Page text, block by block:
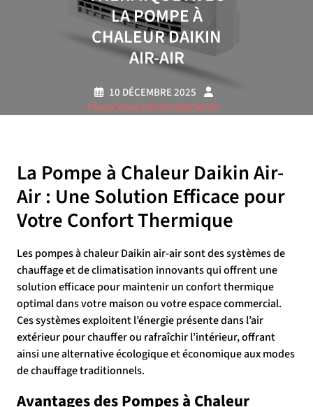
LA POMPE À
CHALEUR DAIKIN
AIR-AIR
10 DÉCEMBRE 2025
FRANCEPACENVIRONNEMENT
La Pompe à Chaleur Daikin Air-
Air : Une Solution Efficace pour
Votre Confort Thermique
Les pompes à chaleur Daikin air-air sont des systèmes de
chauffage et de climatisation innovants qui offrent une
solution efficace pour maintenir un confort thermique
optimal dans votre maison ou votre espace commercial.
Ces systèmes exploitent l’énergie présente dans l’air
extérieur pour chauffer ou rafraîchir l’intérieur, offrant
ainsi une alternative écologique et économique aux modes
de chauffage traditionnels.
Avantages des Pompes à Chaleur